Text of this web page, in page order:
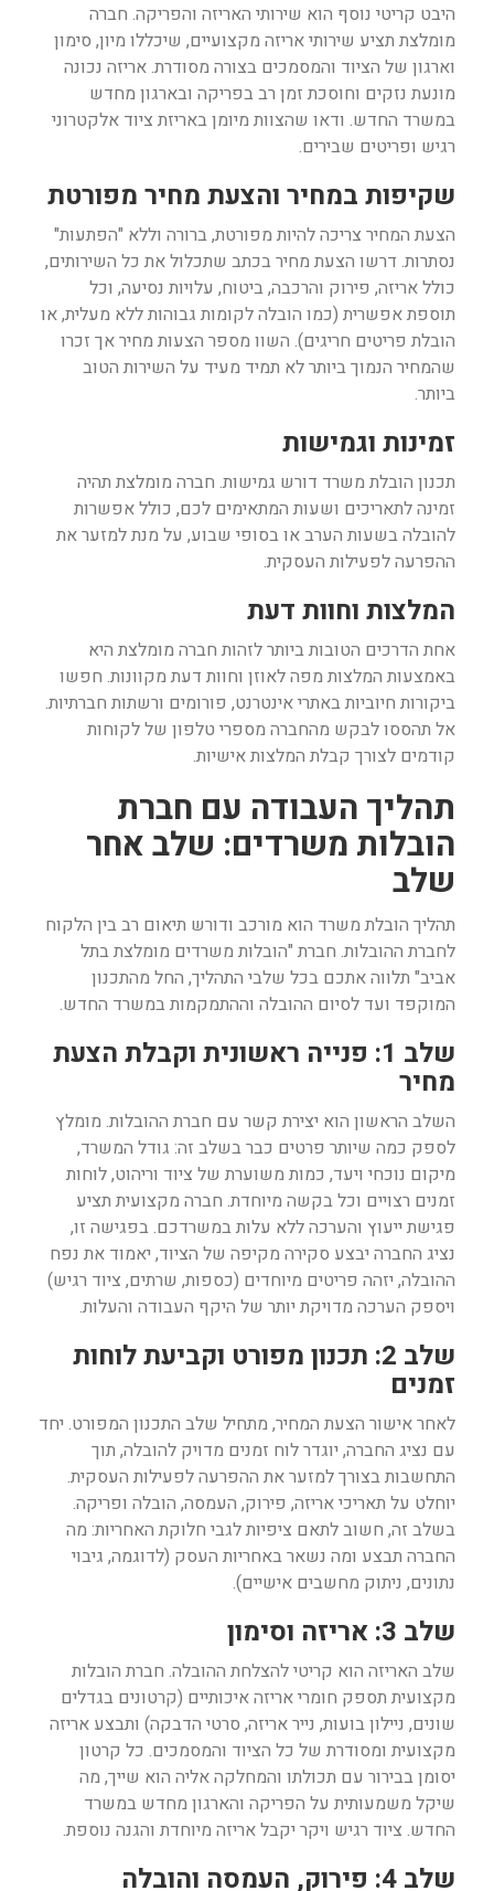
היבט קריטי נוסף הוא שירותי האריזה והפריקה. חברה
מומלצת תציע שירותי אריזה מקצועיים, שיכללו מיון, סימון
וארגון של הציוד והמסמכים בצורה מסודרת. אריזה נכונה
מונעת נזקים וחוסכת זמן רב בפריקה ובארגון מחדש
במשרד החדש. ודאו שהצוות מיומן באריזת ציוד אלקטרוני
רגיש ופריטים שבירים.
שקיפות במחיר והצעת מחיר מפורטת
הצעת המחיר צריכה להיות מפורטת, ברורה וללא "הפתעות"
נסתרות. דרשו הצעת מחיר בכתב שתכלול את כל השירותים,
כולל אריזה, פירוק והרכבה, ביטוח, עלויות נסיעה, וכל
תוספת אפשרית (כמו הובלה לקומות גבוהות ללא מעלית, או
הובלת פריטים חריגים). השוו מספר הצעות מחיר אך זכרו
שהמחיר הנמוך ביותר לא תמיד מעיד על השירות הטוב
ביותר.
זמינות וגמישות
תכנון הובלת משרד דורש גמישות. חברה מומלצת תהיה
זמינה לתאריכים ושעות המתאימים לכם, כולל אפשרות
להובלה בשעות הערב או בסופי שבוע, על מנת למזער את
ההפרעה לפעילות העסקית.
המלצות וחוות דעת
אחת הדרכים הטובות ביותר לזהות חברה מומלצת היא
באמצעות המלצות מפה לאוזן וחוות דעת מקוונות. חפשו
ביקורות חיוביות באתרי אינטרנט, פורומים ורשתות חברתיות.
אל תהססו לבקש מהחברה מספרי טלפון של לקוחות
קודמים לצורך קבלת המלצות אישיות.
תהליך העבודה עם חברת
הובלות משרדים: שלב אחר
שלב
תהליך הובלת משרד הוא מורכב ודורש תיאום רב בין הלקוח
לחברת ההובלות. חברת "הובלות משרדים מומלצת בתל
אביב" תלווה אתכם בכל שלבי התהליך, החל מהתכנון
המוקפד ועד לסיום ההובלה וההתמקמות במשרד החדש.
שלב 1: פנייה ראשונית וקבלת הצעת
מחיר
השלב הראשון הוא יצירת קשר עם חברת ההובלות. מומלץ
לספק כמה שיותר פרטים כבר בשלב זה: גודל המשרד,
מיקום נוכחי ויעד, כמות משוערת של ציוד וריהוט, לוחות
זמנים רצויים וכל בקשה מיוחדת. חברה מקצועית תציע
פגישת ייעוץ והערכה ללא עלות במשרדכם. בפגישה זו,
נציג החברה יבצע סקירה מקיפה של הציוד, יאמוד את נפח
ההובלה, יזהה פריטים מיוחדים (כספות, שרתים, ציוד רגיש)
ויספק הערכה מדויקת יותר של היקף העבודה והעלות.
שלב 2 : תכנון מפורט וקביעת לוחות
זמנים
לאחר אישור הצעת המחיר, מתחיל שלב התכנון המפורט. יחד
עם נציג החברה, יוגדר לוח זמנים מדויק להובלה, תוך
התחשבות בצורך למזער את ההפרעה לפעילות העסקית.
יוחלט על תאריכי אריזה, פירוק, העמסה, הובלה ופריקה.
בשלב זה, חשוב לתאם ציפיות לגבי חלוקת האחריות: מה
החברה תבצע ומה נשאר באחריות העסק (לדוגמה, גיבוי
נתונים, ניתוק מחשבים אישיים).
שלב 3: אריזה וסימון
שלב האריזה הוא קריטי להצלחת ההובלה. חברת הובלות
מקצועית תספק חומרי אריזה איכותיים (קרטונים בגדלים
שונים, ניילון בועות, נייר אריזה, סרטי הדבקה) ותבצע אריזה
מקצועית ומסודרת של כל הציוד והמסמכים. כל קרטון
יסומן בבירור עם תכולתו והמחלקה אליה הוא שייך, מה
שיקל משמעותית על הפריקה והארגון מחדש במשרד
החדש. ציוד רגיש ויקר יקבל אריזה מיוחדת והגנה נוספת.
שלב 4: פירוק, העמסה והובלה